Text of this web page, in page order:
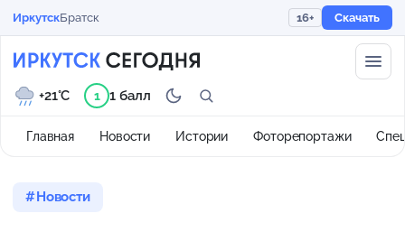
ИркутскБратск 16+ Скачать
Главная Новости Истории Фоторепортажи
+21°C 1 1 балл
Новости